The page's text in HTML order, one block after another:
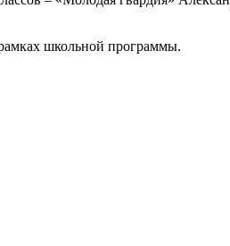
школьной программы.